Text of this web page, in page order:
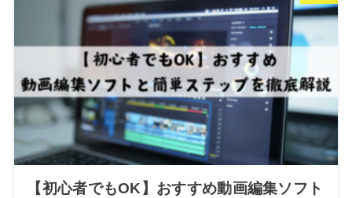
【初心者でもOK】おすすめ動画編集ソフト